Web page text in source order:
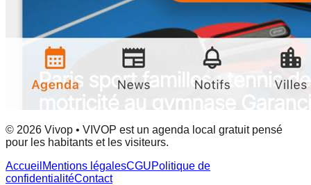
© 2026 Vivop • VIVOP est un agenda local gratuit pensé
pour les habitants et les visiteurs.
Accueil Mentions légalesCGUPolitique de
confidentialitéContact